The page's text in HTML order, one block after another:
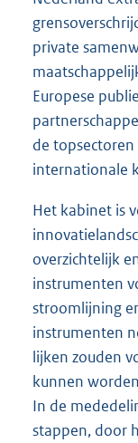
private
Europese
de
internationale
Het kabinet is
overzichtelijk
instrumenten
stroomlijning
instrumenten
lijken zouden
kunnen
In de
stappen, door